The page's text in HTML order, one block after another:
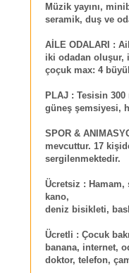
Müzik yayını,
seramik, duş ve
AİLE ODALARI :
iki odadan oluşur,
çoçuk max: 4
PLAJ : Tesisin
güneş şemsiyesi,
SPOR &
mevcuttur. 17
sergilenmektedir.
Ücretsiz :
kano,
deniz bisikleti,
Ücretli : Çocuk
banana, internet,
doktor, telefon,